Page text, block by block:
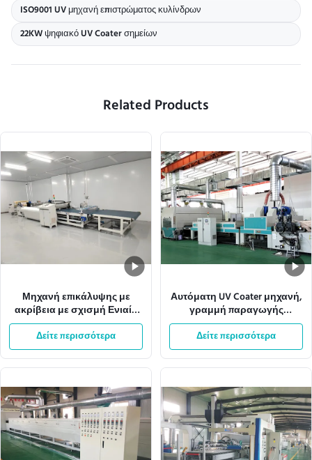
ISO9001 UV μηχανή επιστρώματος κυλίνδρων
22KW ψηφιακό UV Coater σημείων
Related Products
Μηχανή επικάλυψης με
ακρίβεια με σχισμή Ενιαίο
βάρος επικάλυψης
Ρυθμίσιμο πεδίο
Δείτε περισσότερα
Αυτόματη UV Coater μηχανή,
γραμμή παραγωγής
χρωμάτων ψεκασμού
W1300mm
Δείτε περισσότερα